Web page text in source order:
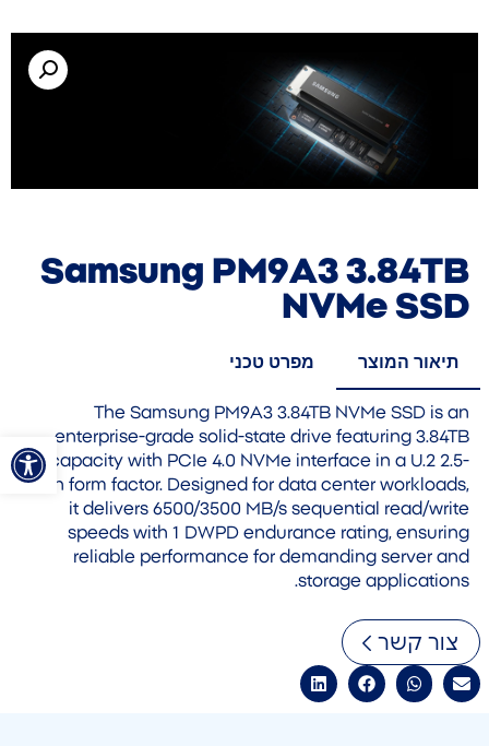
פתח
Samsung PM9A3 3.84TB
NVMe SSD
תיאור המוצר מפרט טכני
The Samsung PM9A3 3.84TB NVMe SSD is an
enterprise-grade solid-state drive featuring 3.84TB
capacity with PCIe 4.0 NVMe interface in a U.2 2.5-
inch form factor. Designed for data center workloads,
it delivers 6500/3500 MB/s sequential read/write
speeds with 1 DWPD endurance rating, ensuring
reliable performance for demanding server and
storage applications.
צור קשר